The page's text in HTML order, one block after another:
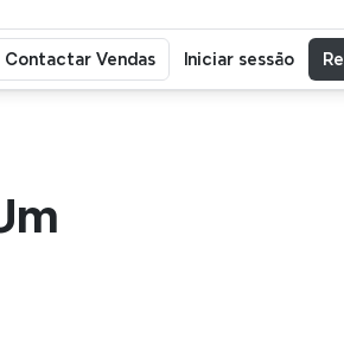
Contactar Vendas Iniciar sessão